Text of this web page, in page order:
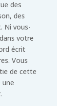
des
des
Ni vous-
votre
écrit
Vous
de cette
une